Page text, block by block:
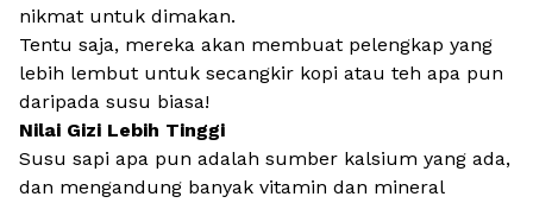
nikmat untuk dimakan.
Tentu saja, mereka akan membuat pelengkap yang
lebih lembut untuk secangkir kopi atau teh apa pun
daripada susu biasa!
Nilai Gizi Lebih Tinggi
Susu sapi apa pun adalah sumber kalsium yang ada,
dan mengandung banyak vitamin dan mineral